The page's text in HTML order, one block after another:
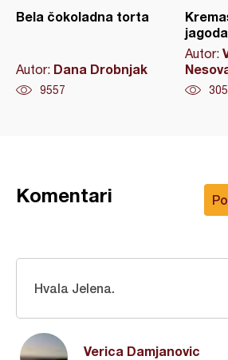
Bela čokoladna torta
Autor: Dana Drobnjak
9557
Autor:
Komentari
Verica Damjanovic
Hvala Jelena.